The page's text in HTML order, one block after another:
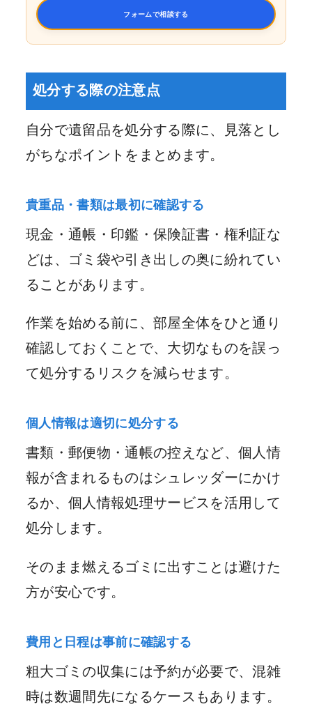
フォームで相談する
処分する際の注意点
自分で遺留品を処分する際に、見落とし
がちなポイントをまとめます。
貴重品・書類は最初に確認する
現金・通帳・印鑑・保険証書・権利証な
どは、ゴミ袋や引き出しの奥に紛れてい
ることがあります。
作業を始める前に、部屋全体をひと通り
確認しておくことで、大切なものを誤っ
て処分するリスクを減らせます。
個人情報は適切に処分する
書類・郵便物・通帳の控えなど、個人情
報が含まれるものはシュレッダーにかけ
るか、個人情報処理サービスを活用して
処分します。
そのまま燃えるゴミに出すことは避けた
方が安心です。
費用と日程は事前に確認する
粗大ゴミの収集には予約が必要で、混雑
時は数週間先になるケースもあります。